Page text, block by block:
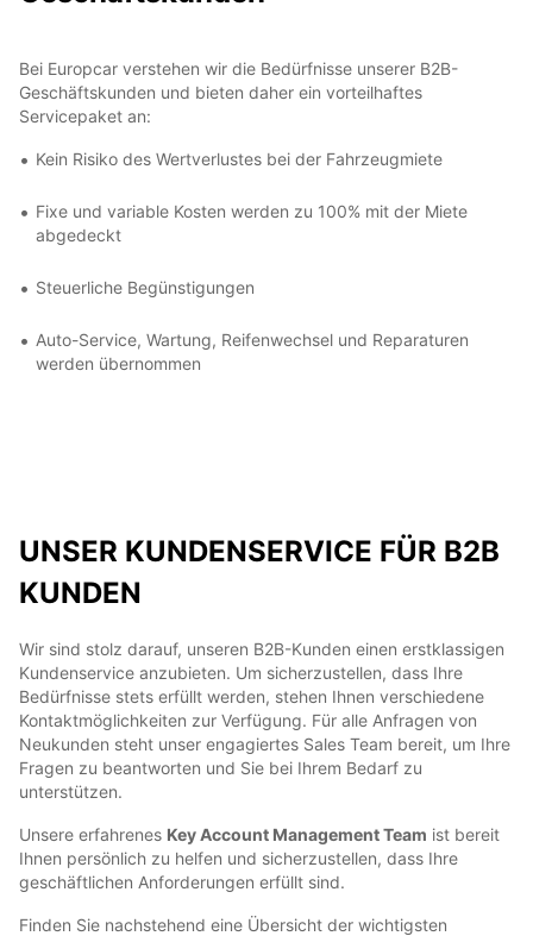
Bei Europcar verstehen wir die Bedürfnisse unserer B2B-
Geschäftskunden und bieten daher ein vorteilhaftes
Servicepaket an:
Kein Risiko des Wertverlustes bei der Fahrzeugmiete
Fixe und variable Kosten werden zu 100% mit der Miete
abgedeckt
Steuerliche Begünstigungen
Auto-Service, Wartung, Reifenwechsel und Reparaturen
werden übernommen
UNSER KUNDENSERVICE FÜR B2B
KUNDEN
Wir sind stolz darauf, unseren B2B-Kunden einen erstklassigen
Kundenservice anzubieten. Um sicherzustellen, dass Ihre
Bedürfnisse stets erfüllt werden, stehen Ihnen verschiedene
Kontaktmöglichkeiten zur Verfügung. Für alle Anfragen von
Neukunden steht unser engagiertes Sales Team bereit, um Ihre
Fragen zu beantworten und Sie bei Ihrem Bedarf zu
unterstützen.
Unsere erfahrenes Key Account Management Team ist bereit
Ihnen persönlich zu helfen und sicherzustellen, dass Ihre
geschäftlichen Anforderungen erfüllt sind.
Finden Sie nachstehend eine Übersicht der wichtigsten